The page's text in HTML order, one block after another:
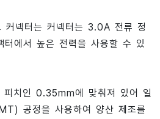
넥터는 커넥터는 3.0A 전류 정
터에서 높은 전력을 사용할 수 있
치인 0.35mm에 맞춰져 있어 일
공정을 사용하여 양산 제조를